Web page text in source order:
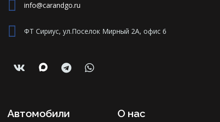
info@carandgo.ru
ФТ Сириус, ул.Поселок Мирный 2А, офис 6
Автомобили О нас